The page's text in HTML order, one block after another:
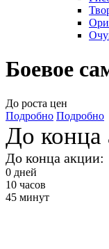
Боевое
До роста цен
Подробно Подробно
До конца
До конца акции:
0 дней
10 часов
45 минут